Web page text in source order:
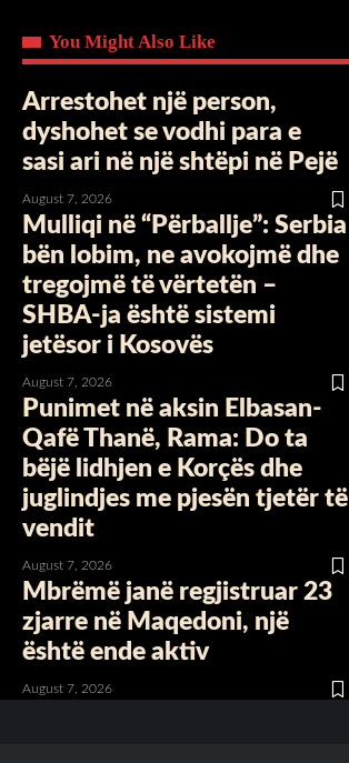
You Might Also Like
Arrestohet një person,
dyshohet se vodhi para e
sasi ari në një shtëpi në Pejë
August 7, 2026
Mulliqi në “Përballje”: Serbia
bën lobim, ne avokojmë dhe
tregojmë të vërtetën –
SHBA-ja është sistemi
jetësor i Kosovës
August 7, 2026
Punimet në aksin Elbasan-
Qafë Thanë, Rama: Do ta
bëjë lidhjen e Korçës dhe
juglindjes me pjesën tjetër të
vendit
August 7, 2026
Mbrëmë janë regjistruar 23
zjarre në Maqedoni, një
është ende aktiv
August 7, 2026